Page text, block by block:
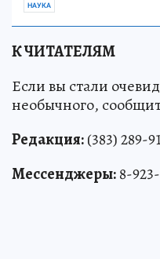
НАУКА
К ЧИТАТЕЛЯМ
Если вы стали
необычного,
Редакция:(383) 289-
Мессенджеры:8-